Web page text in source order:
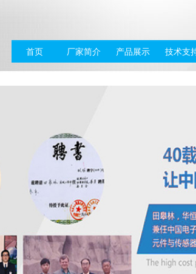
首页 厂家简介 产品展示 技术支